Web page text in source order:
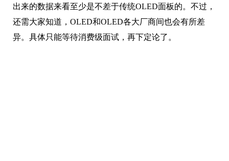
出来的数据来看至少是不差于传统OLED面板的。不过，
还需大家知道，OLED和OLED各大厂商间也会有所差
异。具体只能等待消费级面试，再下定论了。